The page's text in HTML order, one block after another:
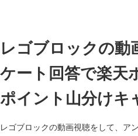
レゴブロックの動
ケート回答で楽天
ポイント山分けキ
レゴブロックの動画視聴をして、ア